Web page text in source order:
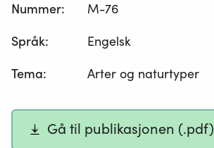
Nummer:
M-76
Språk:
Engelsk
Tema: Arter og naturtyper
Gå til publikasjonen (.pdf)